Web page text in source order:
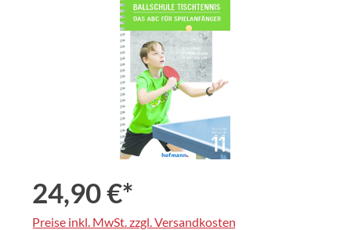
24,90 €*
Preise inkl. MwSt. zzgl. Versandkosten